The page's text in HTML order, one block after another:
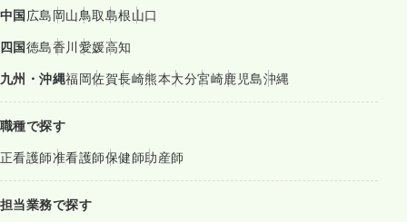
中国広島岡山鳥取島根山口
四国徳島香川愛媛高知
九州・沖縄福岡佐賀長崎熊本大分宮崎鹿児島沖縄
職種で探す
正看護師准看護師保健師助産師
担当業務で探す